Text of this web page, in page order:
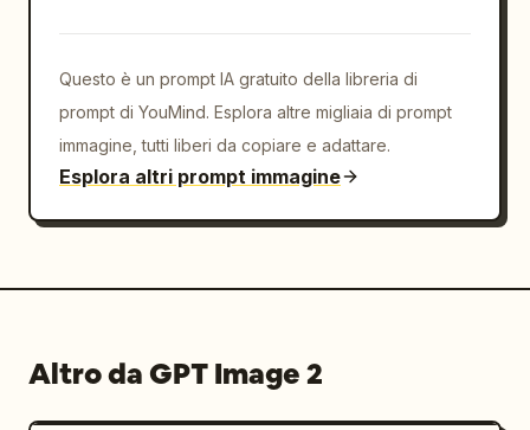
Questo è un prompt IA gratuito della libreria di
prompt di YouMind. Esplora altre migliaia di prompt
immagine, tutti liberi da copiare e adattare.
Esplora altri prompt immagine
Altro da GPT Image 2